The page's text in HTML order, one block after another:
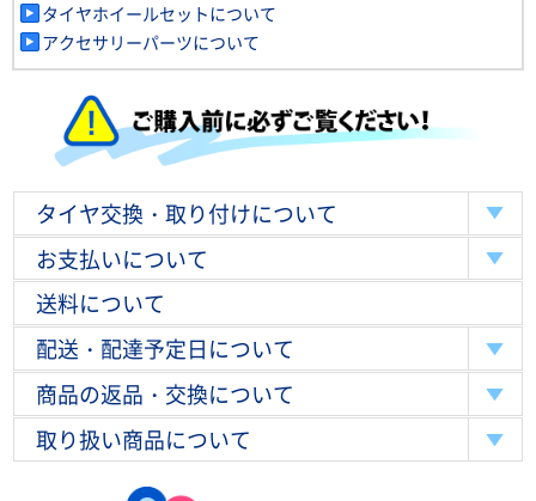
タイヤホイールセットについて
アクセサリーパーツについて
タイヤ交換・取り付けについて
お支払いについて
送料について
配送・配達予定日について
商品の返品・交換について
取り扱い商品について